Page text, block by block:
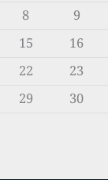
8
9
15
16
22
23
29
30